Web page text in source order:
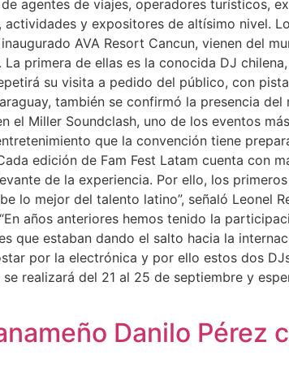
agentes de viajes, operadores turísticos,
y expositores de altísimo nivel.
AVA Resort Cancun, vienen del
primera de ellas es la conocida DJ
su visita a pedido del público, con
también se confirmó la presencia
el Miller Soundclash, uno de los eventos
que la convención tiene
edición de Fam Fest Latam cuenta con
de la experiencia. Por ello, los
lo mejor del talento latino”, señaló Leonel
años anteriores hemos tenido la
que estaban dando el salto hacia la
por la electrónica y por ello estos dos
realizará del 21 al 25 de septiembre y
Danilo Pérez